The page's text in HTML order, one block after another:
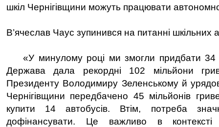
шкіл Чернігівщини можуть працювати
В’ячеслав Чаус зупинився на питанні шкільних
«У минулому році ми змогли придбати 34
Держава дала рекордні 102 мільйони
Президенту Володимиру Зеленському й
Чернігівщини передбачено 45 мільйонів
купити 14 автобусів. Втім, потреба
дофінансувати. Це важливо в